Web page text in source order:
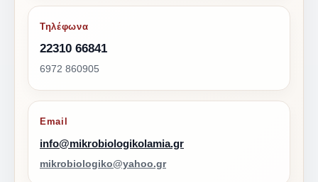
Τηλέφωνα
22310 66841
6972 860905
Email
info@mikrobiologikolamia.gr
mikrobiologiko@yahoo.gr